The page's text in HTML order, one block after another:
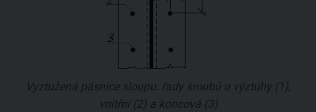
Vyztužená pásnice sloupu: řady šroubů u výztuhy (1),
vnitřní (2) a koncová (3)